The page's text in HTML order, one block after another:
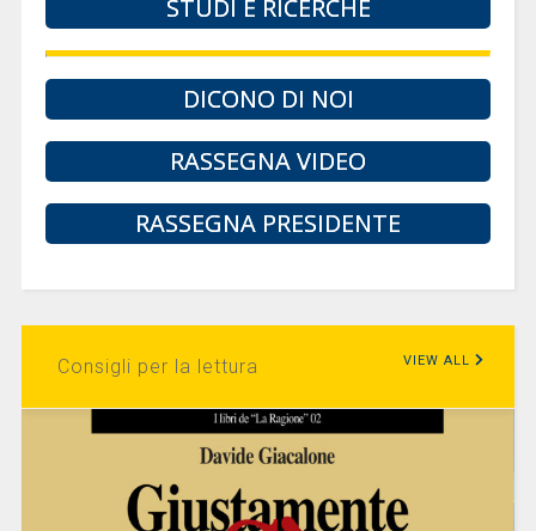
STUDI E RICERCHE
DICONO DI NOI
RASSEGNA VIDEO
RASSEGNA PRESIDENTE
Consigli per la lettura VIEW ALL